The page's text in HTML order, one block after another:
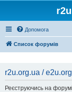
Допомога
Список форумів
r2u.org.ua /
Реєструючись на